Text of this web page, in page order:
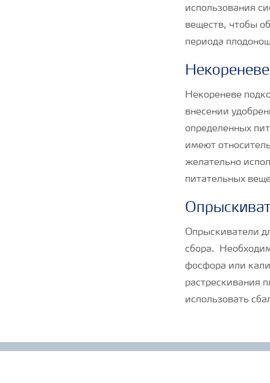
использования
веществ, чтобы
периода
Некореневе
внесении
определенных
имеют
желательно
питательных
Опрыскиватели
сбора.
фосфора или
растрескивания
использовать